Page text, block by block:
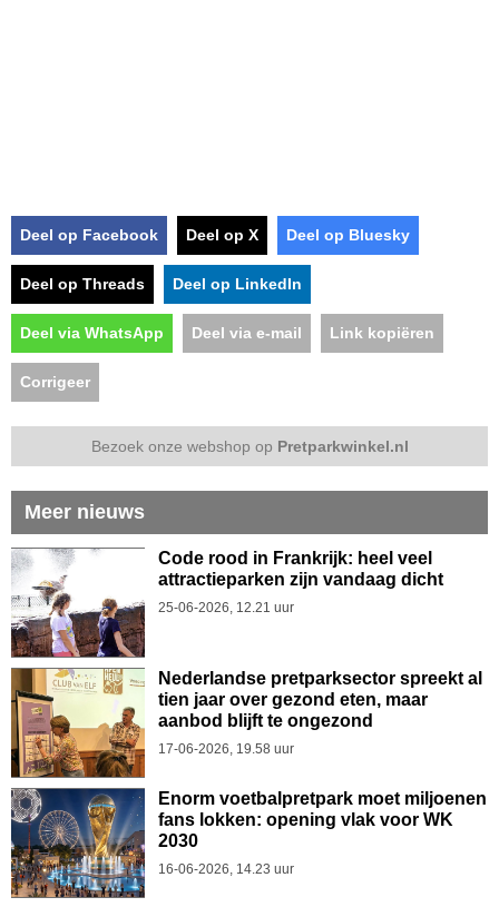
Deel op Facebook Deel op X Deel op Bluesky
Deel op Threads Deel op LinkedIn
Deel via WhatsApp Deel via e-mail Link kopiëren
Corrigeer
Bezoek onze webshop op Pretparkwinkel.nl
Meer nieuws
Code rood in Frankrijk: heel veel
attractieparken zijn vandaag dicht
25-06-2026, 12.21 uur
Nederlandse pretparksector spreekt al
tien jaar over gezond eten, maar
aanbod blijft te ongezond
17-06-2026, 19.58 uur
Enorm voetbalpretpark moet miljoenen
fans lokken: opening vlak voor WK
2030
16-06-2026, 14.23 uur